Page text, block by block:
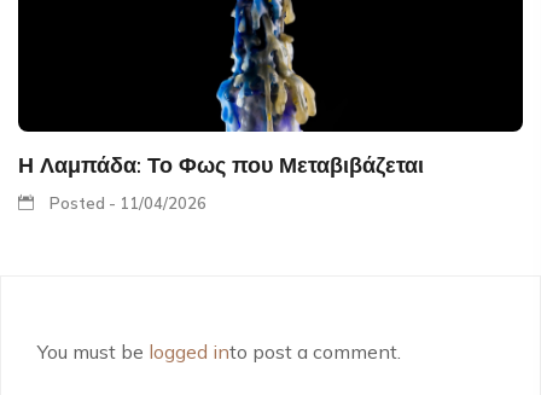
Η Λαμπάδα: Το Φως που Μεταβιβάζεται
Posted - 11/04/2026
You must be logged into post a comment.